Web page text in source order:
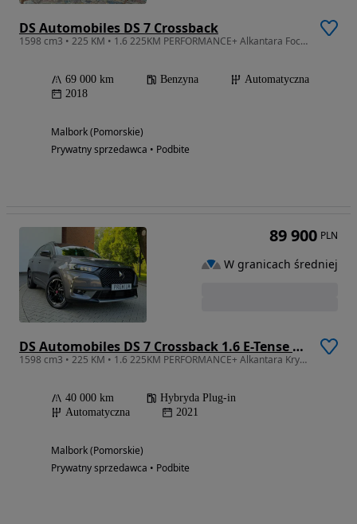
DS Automobiles DS 7 Crossback
1598 cm3 • 225 KM • 1.6 225KM PERFORMANCE+ Alkantara Focal Kryształy LED Bezwypadkowy
69 000 km Benzyna
Automatyczna
2018
Malbork (Pomorskie)
Prywatny sprzedawca • Podbite
DS Automobiles DS 7 Crossback 1.6 E-Tense Performance Line +
1598 cm3 • 225 KM • 1.6 225KM PERFORMANCE+ Alkantara Kryształy LED Bezwypadkowy 2 klucze
40 000 km
Hybryda Plug-in
Automatyczna
2021
Malbork (Pomorskie)
Prywatny sprzedawca • Podbite
89 900 PLN
W granicach średniej